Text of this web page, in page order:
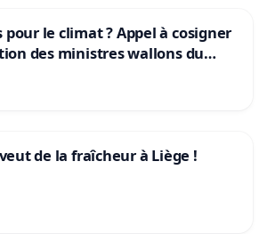
pour le climat ? Appel à cosigner
des ministres wallons du
de la fraîcheur à Liège !